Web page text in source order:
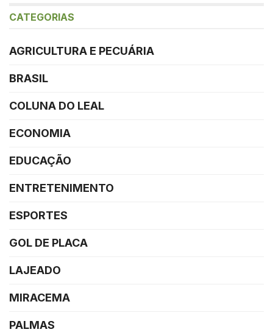
CATEGORIAS
AGRICULTURA E PECUÁRIA
BRASIL
COLUNA DO LEAL
ECONOMIA
EDUCAÇÃO
ENTRETENIMENTO
ESPORTES
GOL DE PLACA
LAJEADO
MIRACEMA
PALMAS